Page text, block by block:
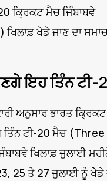
ਕ੍ਰਿਕਟ ਮੈਚ ਜਿੰਬਾਬਵੇ
ਖੇਡੇ ਜਾਣ ਦਾ
ਇਹ ਤਿੰਨ ਟੀ-
ਅਨੁਸਾਰ ਭਾਰਤ
ਤਿੰਨ ਟੀ-20 ਮੈਚ
ਖਿਲਾਫ਼ ਜੁਲਾਈ
25 ਤੇ 27 ਜੁਲਾਈ ਨੂੰ ਖੇੇਡੇ